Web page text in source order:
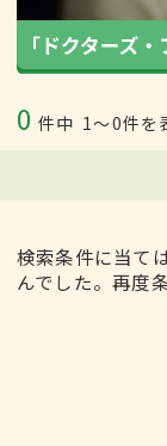
0 件中 1〜0件を
検索条件に当て
んでした。再度